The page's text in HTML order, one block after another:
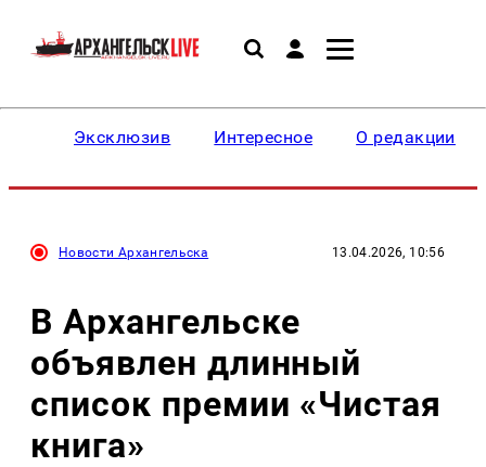
Эксклюзив Интересное О редакции
Новости Архангельска 13.04.2026, 10:56
В Архангельске
объявлен длинный
список премии «Чистая
книга»